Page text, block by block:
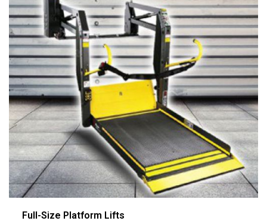
Full-Size Platform Lifts